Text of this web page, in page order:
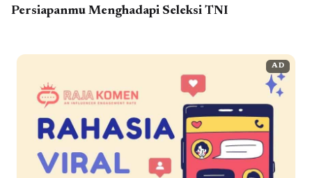
Persiapanmu Menghadapi Seleksi TNI
AD